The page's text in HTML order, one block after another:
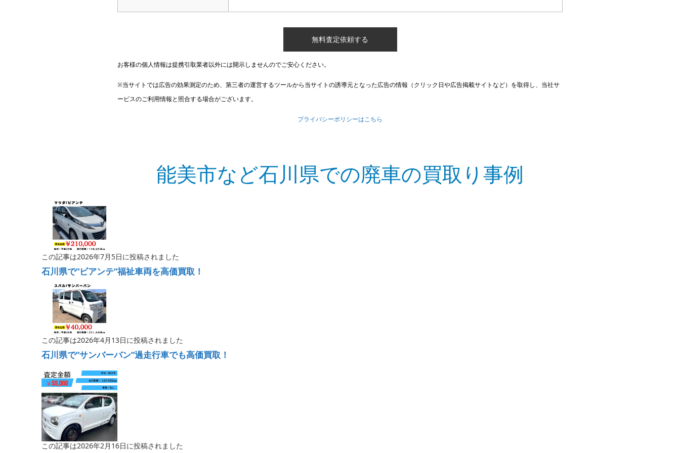
お客様の個人情報は提携引取業者以外には開示しませんのでご安心ください。
※当サイトでは広告の効果測定のため、第三者の運営するツールから当サイトの誘導元となった広告の情報（クリック日や広告掲載サイトなど）を取得し、当社サ
ービスのご利用情報と照合する場合がございます。
プライバシーポリシーはこちら
能美市など石川県での廃車の買取り事例
この記事は2026年7月5日に投稿されました
石川県で”ビアンテ”福祉車両を高価買取！
この記事は2026年4月13日に投稿されました
石川県で”サンバーバン”過走行車でも高価買取！
この記事は2026年2月16日に投稿されました